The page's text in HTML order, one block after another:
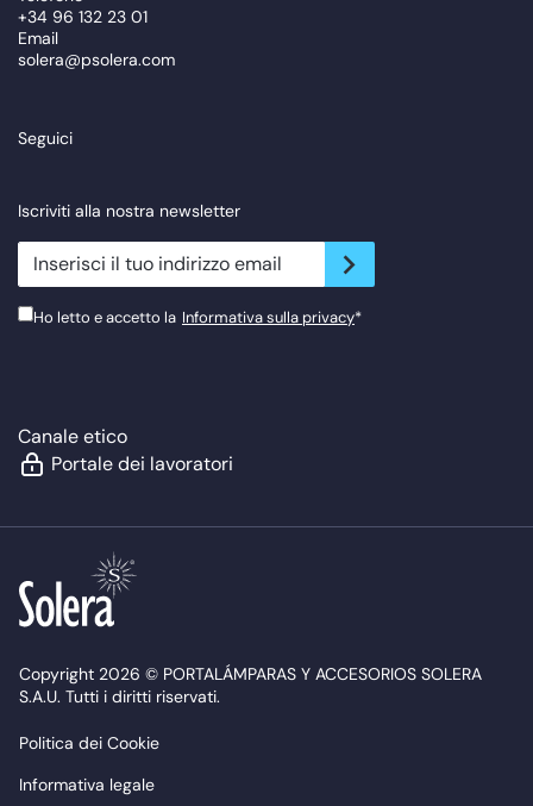
+34 96 132 23 01
Email
solera@psolera.com
Seguici
Iscriviti alla nostra newsletter
newsletter.suscribe
Ho letto e accetto la Informativa sulla privacy*
Canale etico
Portale dei lavoratori
Copyright 2026 © PORTALÁMPARAS Y ACCESORIOS SOLERA
S.A.U. Tutti i diritti riservati.
Politica dei Cookie
Informativa legale